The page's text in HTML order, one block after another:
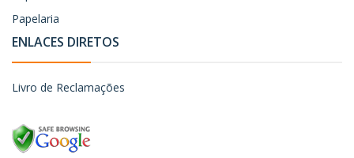
Papelaria
ENLACES DIRETOS
Livro de Reclamações